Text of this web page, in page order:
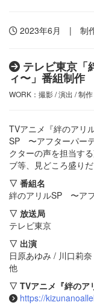
2023年6月 | 制作
テレビ東京「
ィ〜」番組制作
WORK：撮影 / 演出 / 制
TVアニメ『絆のアリ
SP 〜アフターパー
クターの声を担当す
ブ等、見どころ盛り
▽ 番組名
絆のアリルSP 〜ア
▽ 放送局
テレビ東京
▽ 出演
日原あゆみ / 川口莉
他
▽ TVアニメ『絆のア
https://